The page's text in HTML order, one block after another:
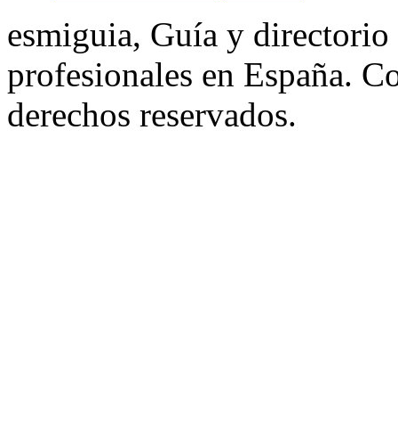
esmiguia, Guía y directorio
profesionales en España.
derechos reservados.